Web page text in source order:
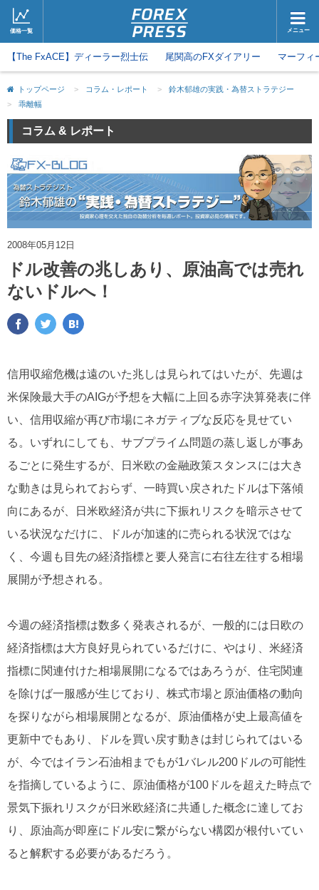
価格一覧 メニュー
ホーム ニュース
取引会社 マーケット
ツイッター 動画
【The FxACE】ディーラー烈士伝 尾関高のFXダイアリー マーフィ
トップページ > コラム・レポート >
鈴木郁雄の実践・為替ストラテジー
>
乖離幅
コラム & レポート
2008年05月12日
ドル改善の兆しあり、原油高では売れ
ないドルへ！
信用収縮危機は遠のいた兆しは見られてはいたが、先週は
米保険最大手のAIGが予想を大幅に上回る赤字決算発表に伴
い、信用収縮が再び市場にネガティブな反応を見せてい
る。いずれにしても、サブプライム問題の蒸し返しが事あ
るごとに発生するが、日米欧の金融政策スタンスには大き
な動きは見られておらず、一時買い戻されたドルは下落傾
向にあるが、日米欧経済が共に下振れリスクを暗示させて
いる状況なだけに、ドルが加速的に売られる状況ではな
く、今週も目先の経済指標と要人発言に右往左往する相場
展開が予想される。
今週の経済指標は数多く発表されるが、一般的には日欧の
経済指標は大方良好見られているだけに、やはり、米経済
指標に関連付けた相場展開になるではあろうが、住宅関連
を除けば一服感が生じており、株式市場と原油価格の動向
を探りながら相場展開となるが、原油価格が史上最高値を
更新中でもあり、ドルを買い戻す動きは封じられてはいる
が、今ではイラン石油相までもが1バレル200ドルの可能性
を指摘しているように、原油価格が100ドルを超えた時点で
景気下振れリスクが日米欧経済に共通した概念に達してお
り、原油高が即座にドル安に繋がらない構図が根付いてい
ると解釈する必要があるだろう。